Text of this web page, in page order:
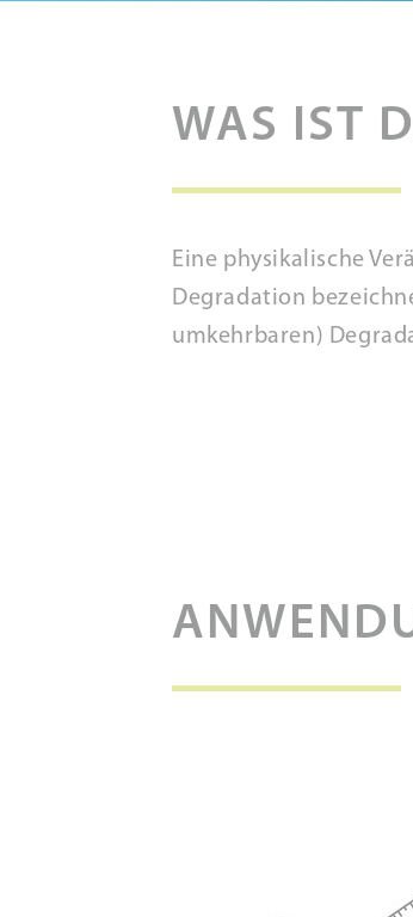
WAS IST
Eine physikalische
Degradation
umkehrbaren)